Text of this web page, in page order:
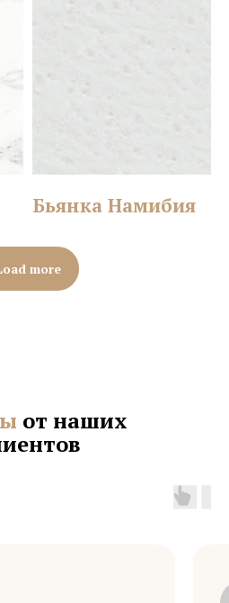
Бьянка Намибия
more
от наших